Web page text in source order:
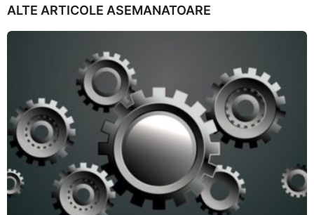
ALTE ARTICOLE ASEMANATOARE